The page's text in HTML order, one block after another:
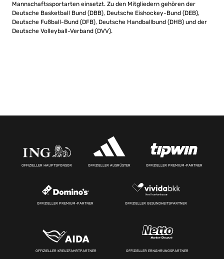
Mannschaftssportarten einsetzt. Zu den Mitgliedern gehören der
Deutsche Basketball Bund (DBB), Deutsche Eishockey-Bund (DEB),
Deutsche Fußball-Bund (DFB), Deutsche Handballbund (DHB) und der
Deutsche Volleyball-Verband (DVV).
OFFIZIELLER HAUPTSPONSOR OFFIZIELLER AUSRÜSTER OFFIZIELLER PREMIUM-PARTNER
OFFIZIELLER PREMIUM-PARTNER OFFIZIELLER GESUNDHEITSPARTNER
OFFIZIELLER KREUZFAHRTPARTNER OFFIZIELLER ERNÄHRUNGSPARTNER